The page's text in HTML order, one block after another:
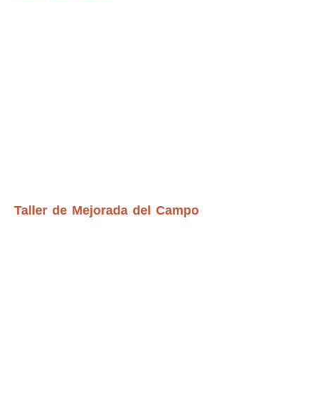
Taller de Mejorada del Campo